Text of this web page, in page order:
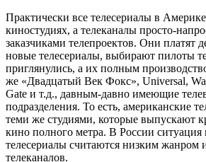
Практически все телесериалы в
киностудиях, а телеканалы просто-
заказчиками телепроектов. Они платят
новые телесериалы, выбирают пилоты
приглянулись, а их полным
же «Двадцатый Век Фокс», Universal,
Gate и т.д., давным-давно имеющие
подразделения. То есть, американские
теми же студиями, которые выпускают
кино полного метра. В России ситуация
телесериалы считаются низким жанром
телеканалов.